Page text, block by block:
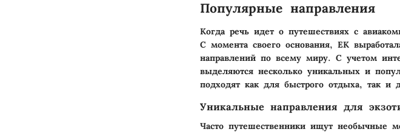
Популярные направления
Когда речь идет о путешествиях с
С момента своего основания, EK
направлений по всему миру. С учетом
выделяются несколько уникальных и
подходят как для быстрого отдыха, так и
Уникальные направления для
Часто путешественники ищут необычные